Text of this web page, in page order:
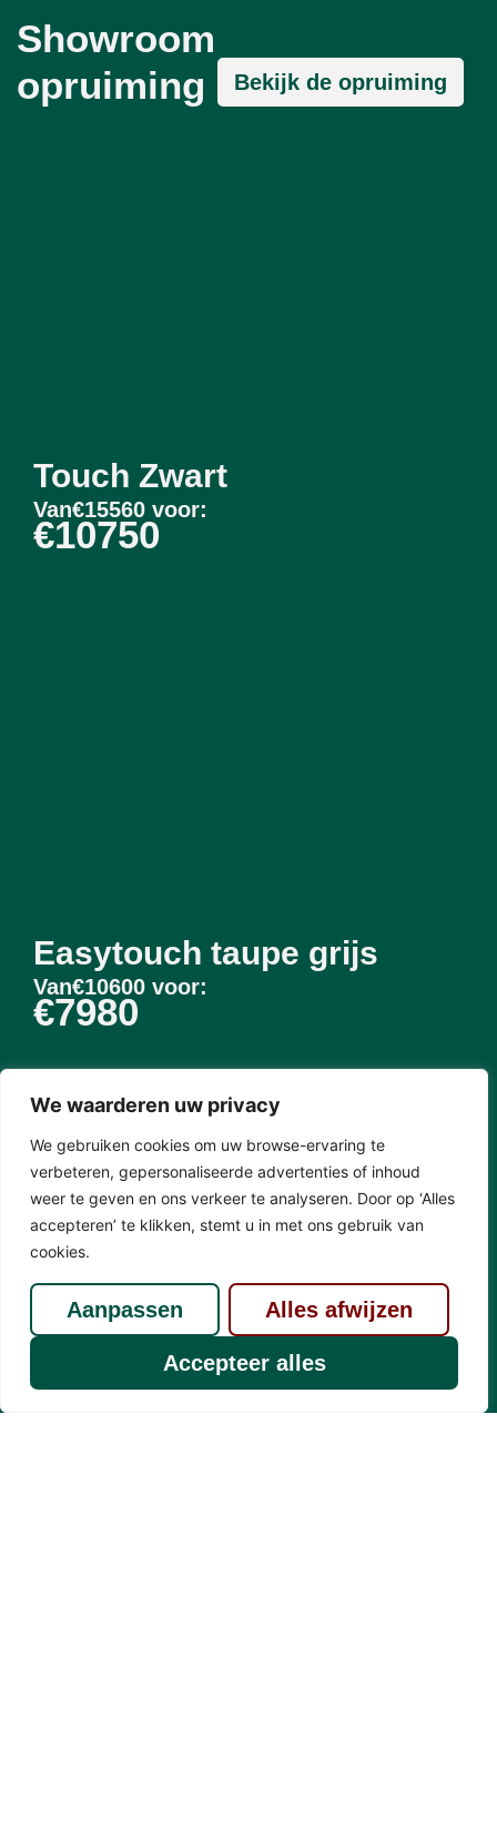
We waarderen uw privacy
We gebruiken cookies om uw browse-ervaring te
verbeteren, gepersonaliseerde advertenties of inhoud
weer te geven en ons verkeer te analyseren. Door op ‘Alles
accepteren’ te klikken, stemt u in met ons gebruik van
cookies.
Aanpassen Alles afwijzen
Accepteer alles
Showroom
opruiming
Bekijk de opruiming
Touch Zwart
Van€15560 voor:
€10750
Easytouch taupe grijs
Van€10600 voor:
€7980